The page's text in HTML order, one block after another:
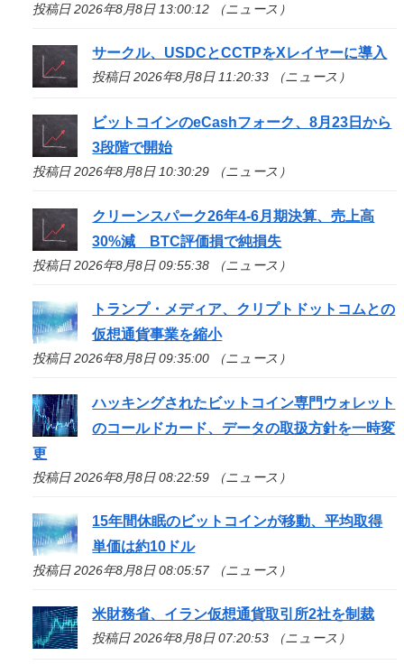
投稿日 2026年8月8日 13:00:12 （ニュース）
サークル、USDCとCCTPをXレイヤーに導入
投稿日 2026年8月8日 11:20:33 （ニュース）
ビットコインのeCashフォーク、8月23日から
3段階で開始
投稿日 2026年8月8日 10:30:29 （ニュース）
クリーンスパーク26年4-6月期決算、売上高
30%減 BTC評価損で純損失
投稿日 2026年8月8日 09:55:38 （ニュース）
トランプ・メディア、クリプトドットコムとの
仮想通貨事業を縮小
投稿日 2026年8月8日 09:35:00 （ニュース）
ハッキングされたビットコイン専門ウォレット
のコールドカード、データの取扱方針を一時変
更
投稿日 2026年8月8日 08:22:59 （ニュース）
15年間休眠のビットコインが移動、平均取得
単価は約10ドル
投稿日 2026年8月8日 08:05:57 （ニュース）
米財務省、イラン仮想通貨取引所2社を制裁
投稿日 2026年8月8日 07:20:53 （ニュース）